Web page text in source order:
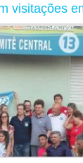
visitações